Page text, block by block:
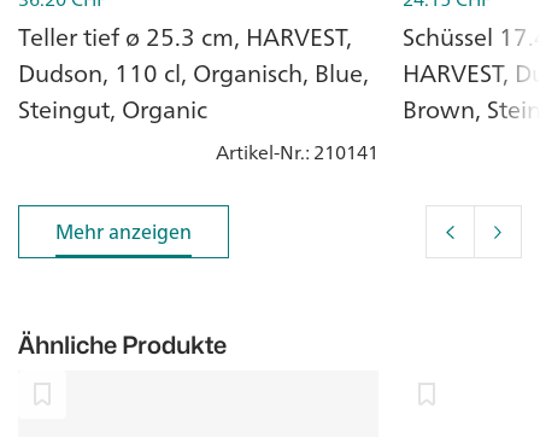
Teller tief ø 25.3 cm, HARVEST,
Dudson, 110 cl, Organisch, Blue,
Steingut, Organic
Artikel-Nr.: 210141
Schüssel
HARVEST,
Brown,
Mehr anzeigen
Mehr anzeigen
Ähnliche Produkte